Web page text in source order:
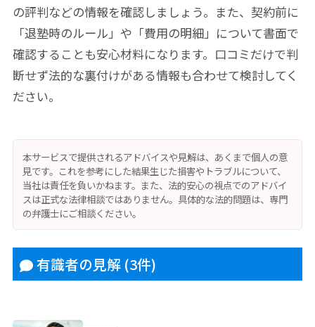
の評判などの情報を確認しましょう。また、契約前に
「退塾時のルール」や「費用の明細」について書面で
確認することも安心材料になります。口コミだけで判
断せず法的な裏付けがある情報も合わせて検討してく
ださい。
本サービスで提供されるアドバイスや見解は、あくまで個人の意
見です。これを参考にした結果生じた損害やトラブルについて、
当社は責任を負いかねます。また、法的安心の視点でのアドバイ
スは正式な法律相談ではありません。具体的な法的問題は、専門
の弁護士にご相談ください。
有識者の見解 (3件)